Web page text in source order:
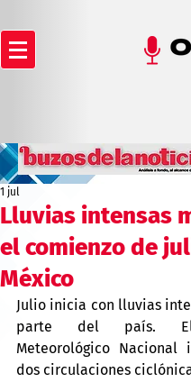
Lluvias intensas
el comienzo de
México
1 jul
Julio inicia con lluvias
parte del país. El
Meteorológico Nacional
dos circulaciones